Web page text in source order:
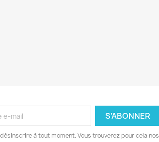
à tout moment. Vous trouverez pour cela nos